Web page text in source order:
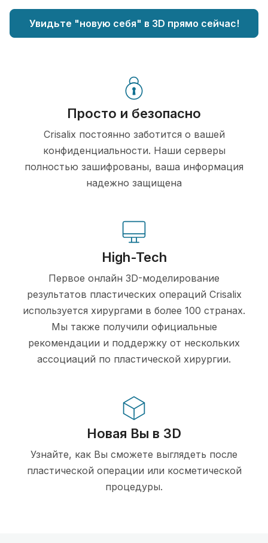
Увидьте "новую себя" в 3D прямо сейчас!
Просто и безопасно
Crisalix постоянно заботится о вашей
конфиденциальности. Наши серверы
полностью зашифрованы, ваша информация
надежно защищена
High-Tech
Первое онлайн 3D-моделирование
результатов пластических операций Crisalix
используется хирургами в более 100 странах.
Мы также получили официальные
рекомендации и поддержку от нескольких
ассоциаций по пластической хирургии.
Новая Вы в 3D
Узнайте, как Вы сможете выглядеть после
пластической операции или косметической
процедуры.